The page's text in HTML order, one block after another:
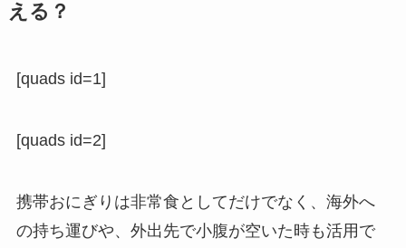
える？
[quads id=1]
[quads id=2]
携帯おにぎりは非常食としてだけでなく、海外へ
の持ち運びや、外出先で小腹が空いた時も活用で